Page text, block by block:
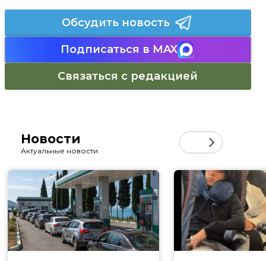
Обсудить новость
Подписаться в MAX
Связаться с редакцией
Новости
Актуальные новости